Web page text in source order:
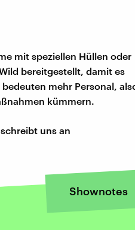
mit speziellen Hüllen oder
bereitgestellt, damit es
mehr Personal,
kümmern.
uns an
Shownotes